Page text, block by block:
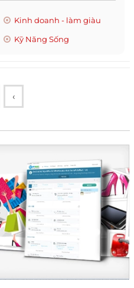
Kinh doanh - làm giàu
Kỹ Năng Sống
‹